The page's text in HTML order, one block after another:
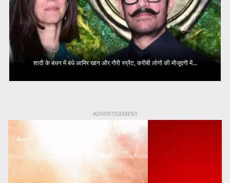
शादी के बंधन में बंधे आमिर खान और गौरी स्प्रैट, करीबी लोगों की मौजूदगी में...
ADVERTISEMENT